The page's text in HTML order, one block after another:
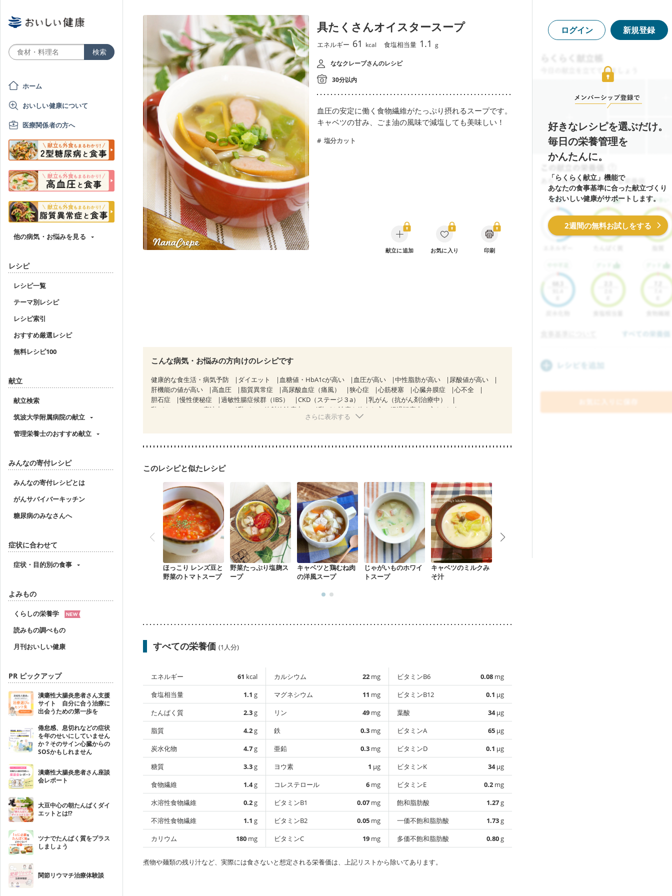
ホーム
おいしい健康について
医療関係者の方へ
他の病気・お悩みを見る
レシピ
レシピ一覧
テーマ別レシピ
レシピ索引
おすすめ厳選レシピ
無料レシピ100
献立
献立検索
筑波大学附属病院の献立
管理栄養士のおすすめ献立
みんなの寄付レシピ
みんなの寄付レシピとは
がんサバイバーキッチン
糖尿病のみなさんへ
症状に合わせて
症状・目的別の食事
よみもの
くらしの栄養学
読みもの調べもの
月刊おいしい健康
PR ピックアップ
潰瘍性大腸炎患者さん支援
サイト 自分に合う治療に
出会うための第一歩を
倦怠感、息切れなどの症状
を年のせいにしていません
か？そのサイン心臓からの
SOSかもしれません
潰瘍性大腸炎患者さん座談
会レポート
大豆中心の朝たんぱくダイ
エットとは!?
ツナでたんぱく質をプラス
しましょう
関節リウマチ治療体験談
具たくさんオイスタースープ
エネルギー 61 kcal 食塩相当量 1.1 g
ななクレープさんのレシピ
30分以内
血圧の安定に働く食物繊維がたっぷり摂れるスープです。
キャベツの甘み、ごま油の風味で減塩しても美味しい！
塩分カット
献立に追加 お気に入り 印刷
こんな病気・お悩みの方向けのレシピです
健康的な食生活・病気予防 ダイエット 血糖値・HbA1cが高い 血圧が高い 中性脂肪が高い
尿酸値が高い
肝機能の値が高い
高血圧 脂質異常症 高尿酸血症（痛風） 狭心症 心筋梗塞 心臓弁膜症
心不全
胆石症
慢性便秘症 過敏性腸症候群（IBS） CKD（ステージ３a）
乳がん（抗がん剤治療中）
乳がん（ホルモン療法中）
乳がん（放射線治療中）
乳がん治療を終えた方・経過観察中の方など
食欲がない 妊娠中(初期)
フレイル（年齢に合わせた体作り）
低栄養予防 貧血対策 ニキビ・肌荒れ 妊活中 更年期
さらに表示する
このレシピと似たレシピ
ほっこり レンズ豆と
野菜のトマトスープ
野菜たっぷり塩麹ス
ープ
キャベツと鶏むね肉
の洋風スープ
じゃがいものホワイ
トスープ
キャベツのミルクみ
そ汁
すべての栄養価 (1人分)
エネルギー 61 kcal
食塩相当量
1.1 g
たんぱく質
2.3g
脂質
4.2g
炭水化物
4.7g
糖質
3.3g
食物繊維
1.4g
水溶性食物繊維
0.2g
不溶性食物繊維
1.1 g
カリウム
180 mg
カルシウム 22 mg
マグネシウム
11 mg
リン
49 mg
鉄
0.3 mg
亜鉛
0.3 mg
ヨウ素
1 µg
コレステロール
6 mg
ビタミンB1
0.07 mg
ビタミンB2
0.05 mg
ビタミンC
19 mg
ビタミンB6 0.08 mg
ビタミンB12
0.1 µg
葉酸
34µg
ビタミンA
65 µg
ビタミンD
0.1 µg
ビタミンK
34µg
ビタミンE
0.2 mg
飽和脂肪酸
1.27g
一価不飽和脂肪酸
1.73g
多価不飽和脂肪酸
0.80g
煮物や麺類の残り汁など、実際には食さないと想定される栄養価は、上記リストから除いてあります。
ログイン 新規登録
好きなレシピを選ぶだけ。
毎日の栄養管理を
かんたんに。
「らくらく献立」機能で
あなたの食事基準に合った献立づくり
をおいしい健康がサポートします。
2週間の無料お試しをする